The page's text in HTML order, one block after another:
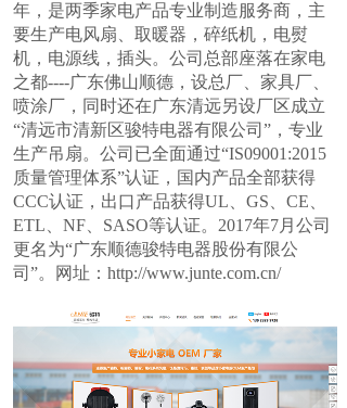
年，是两季家电产品专业制造服务商，主
要生产电风扇、取暖器，碎纸机，电熨
机，电源线，插头。公司总部座落在家电
之都----广东佛山顺德，设总厂、家具厂、
喷涂厂，同时还在广东清远另设厂区成立
“清远市清新区骏特电器有限公司”，专业
生产吊扇。公司已全面通过“IS09001:2015
质量管理体系”认证，国内产品全部获得
CCC认证，出口产品获得UL、GS、CE、
ETL、NF、SASO等认证。2017年7月公司
更名为“广东顺德骏特电器股份有限公
司”。网址： http://www.junte.com.cn/